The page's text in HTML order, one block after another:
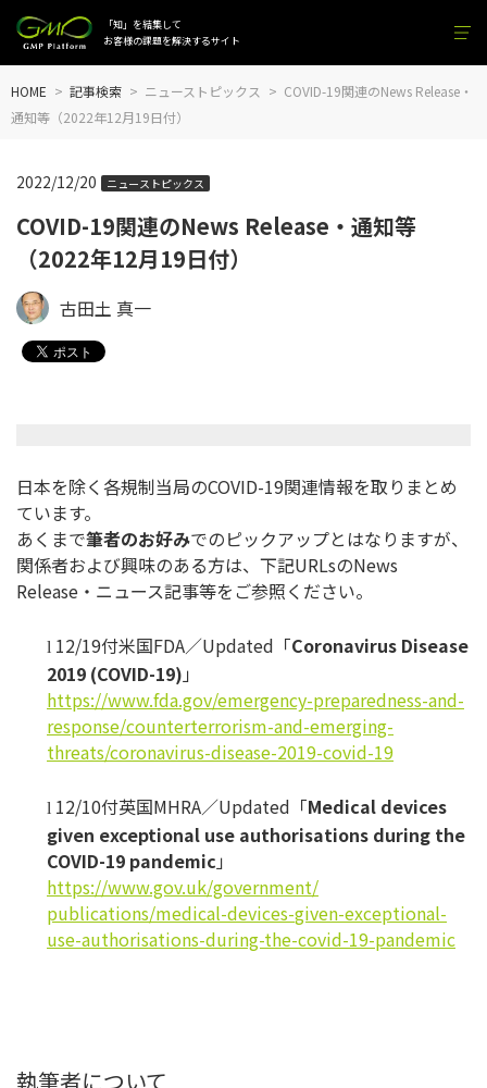
「知」を結集して
お客様の課題を解決するサイト
HOME 記事検索 ニューストピックス
COVID-19関連のNews Release・
通知等（2022年12月19日付）
COVID-19関連のNews Release・通知等
（2022年12月19日付）
2022/12/20 ニューストピックス
古田土 真一
日本を除く各規制当局のCOVID-19関連情報を取りまとめ
ています。
あくまで筆者のお好みでのピックアップとはなりますが、
関係者および興味のある方は、下記URLsのNews
Release・ニュース記事等をご参照ください。
l 12/19付米国FDA／Updated「Coronavirus Disease
2019 (COVID-19) 」
https://www.fda.gov/emergency-preparedness-and-
response/counterterrorism-and-emerging-
threats/coronavirus-disease-2019-covid-19
l 12/10付英国MHRA／Updated「Medical devices
given exceptional use authorisations during the
COVID-19 pandemic 」
https://www.gov.uk/government/
publications/medical-devices-given-exceptional-
use-authorisations-during-the-covid-19-pandemic
執筆者について